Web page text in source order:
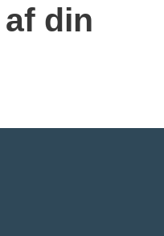
din